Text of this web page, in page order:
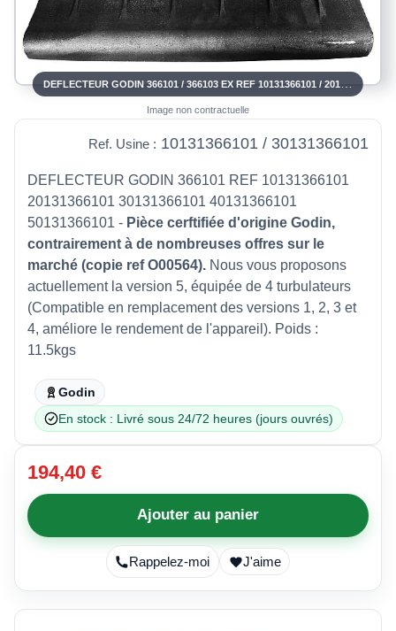
Image non contractuelle
Ref. Usine : 10131366101 / 30131366101
DEFLECTEUR GODIN 366101 REF 10131366101
20131366101 30131366101 40131366101
50131366101 - Pièce cerftifiée d'origine Godin,
contrairement à de nombreuses offres sur le
marché (copie ref O00564). Nous vous proposons
actuellement la version 5, équipée de 4 turbulateurs
(Compatible en remplacement des versions 1, 2, 3 et
4, améliore le rendement de l'appareil). Poids :
11.5kgs
Godin
En stock : Livré sous 24/72 heures (jours ouvrés)
194,40 €
Ajouter au panier
Rappelez-moi J'aime